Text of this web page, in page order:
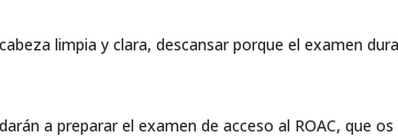
limpia y clara, descansar porque el examen
a preparar el examen de acceso al ROAC, que os